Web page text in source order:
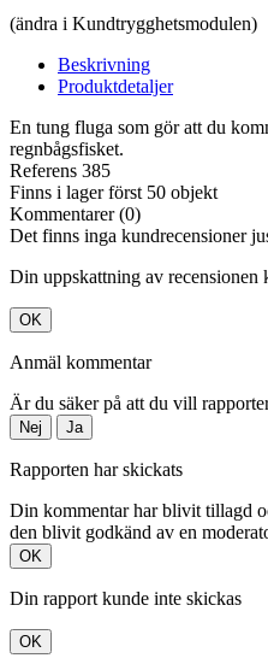
(ändra i Kundtrygghetsmodulen)
Beskrivning
Produktdetaljer
En tung fluga som gör att du
regnbågsfisket.
Referens 385
Finns i lager först 50 objekt
Kommentarer (0)
Det finns inga kundrecensioner
Din uppskattning av recensionen
OK
Anmäl kommentar
Är du säker på att du vill
Nej Ja
Rapporten har skickats
Din kommentar har blivit tillagd
den blivit godkänd av en
OK
Din rapport kunde inte skickas
OK